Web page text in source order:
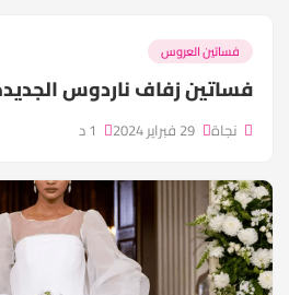
فساتين العروس
فساتين زفاف ناردوس
نجاة